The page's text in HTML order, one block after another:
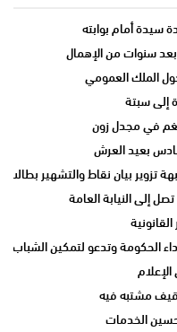
سيدة أمام بوابته
سنوات من الإهمال
الملك العمومي
لغم في مجدل زون
بعيد العرش
تزوير بيان نقاط والتشهير بطالب
إلى النيابة العامة
الحكومة وتدعو لتمكين الشباب
مشتبه فيه
الخدمات